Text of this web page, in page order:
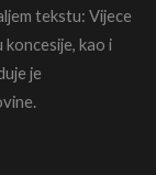
tekstu: Vijece
kao i
je